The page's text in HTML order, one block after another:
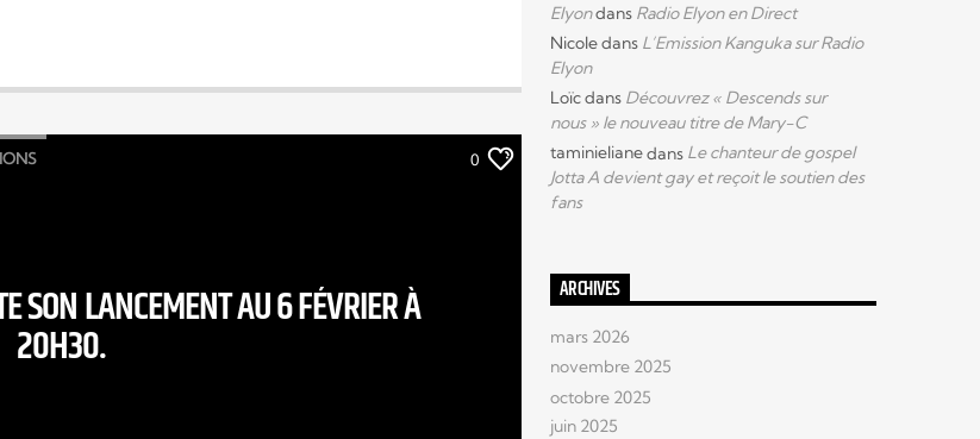
0
SON LANCEMENT AU 6 FÉVRIER À
20H30.
Elyondans Radio Elyon en Direct
Nicoledans L’Emission Kanguka sur Radio
Elyon
Loïcdans Découvrez « Descends sur
nous » le nouveau titre de Mary-C
taminielianedans Le chanteur de gospel
Jotta A devient gay et reçoit le soutien des
fans
ARCHIVES
mars 2026
novembre 2025
octobre 2025
juin 2025